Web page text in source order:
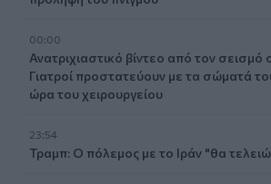
00:00
Ανατριχιαστικό βίντεο από τον σεισμό
Γιατροί προστατεύουν με τα σώματά
ώρα του χειρουργείου
23:54
Τραμπ: Ο πόλεμος με το Ιράν "θα